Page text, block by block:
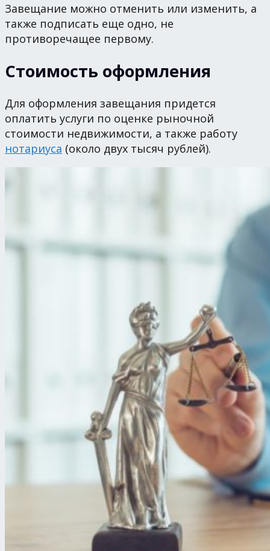
Завещание можно отменить или изменить, а
также подписать еще одно, не
противоречащее первому.
Стоимость оформления
Для оформления завещания придется
оплатить услуги по оценке рыночной
стоимости недвижимости, а также работу
нотариуса (около двух тысяч рублей).